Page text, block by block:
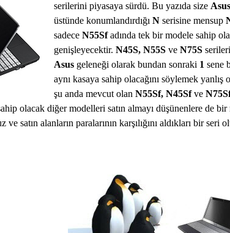
serilerini piyasaya sürdü. Bu yazıda size Asus
üstünde konumlandırdığı N serisine mensup
sadece N55Sfadında tek bir modele sahip
genişleyecektir. N45S, N55S ve N75S
Asus geleneği olarak bundan sonraki 1 sene
aynı kasaya sahip olacağını söylemek
şu anda mevcut olan N55Sf, N45Sfve
olacak diğer modelleri satın almayı düşünenlere de
ve satın alanların paralarının karşılığını aldıkları bir seri